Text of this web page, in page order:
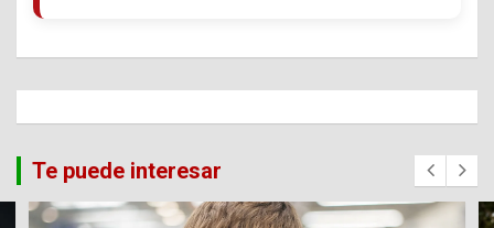
Te puede interesar